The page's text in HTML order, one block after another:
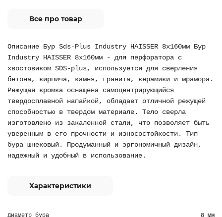
Все про товар
Описание Бур Sds-Plus Industry HAISSER 8х160мм Бур
Industry HAISSER 8х160мм - для перфоратора с
хвостовиком SDS-plus, используется для сверления
бетона, кирпича, камня, гранита, керамики и мрамора.
Режущая кромка оснащена самоцентрирующийся
твердосплавной напайкой, обладает отличной режущей
способностью в твердом материале. Тело сверла
изготовлено из закаленной стали, что позволяет быть
уверенным в его прочности и износостойкости. Тип
бура шнековый. Продуманный и эргономичный дизайн,
надежный и удобный в использование.
Характеристики
Диаметр бура 8 мм